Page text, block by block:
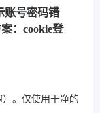
账号密码错
：cookie登
。仅使用干净的